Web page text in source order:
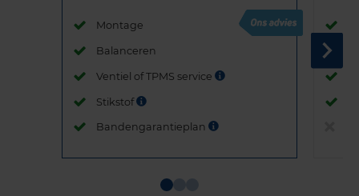
Montage
Balanceren
Ventiel of TPMS service
Stikstof
Bandengarantieplan